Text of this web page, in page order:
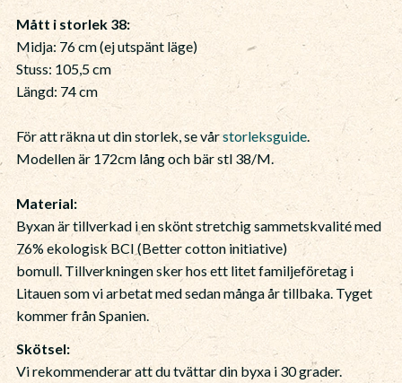
Mått i storlek 38:
Midja: 76 cm (ej utspänt läge)
Stuss: 105,5 cm
Längd: 74 cm
För att räkna ut din storlek, se vårstorleksguide.
Modellen är 172cm lång och bär stl 38/M.
Material:
Byxan är tillverkad i en skönt stretchig sammetskvalité med
76% ekologisk BCI (Better cotton initiative)
bomull. Tillverkningen sker hos ett litet familjeföretag i
Litauen som vi arbetat med sedan många år tillbaka. Tyget
kommer från Spanien.
Skötsel:
Vi rekommenderar att du tvättar din byxa i 30 grader.